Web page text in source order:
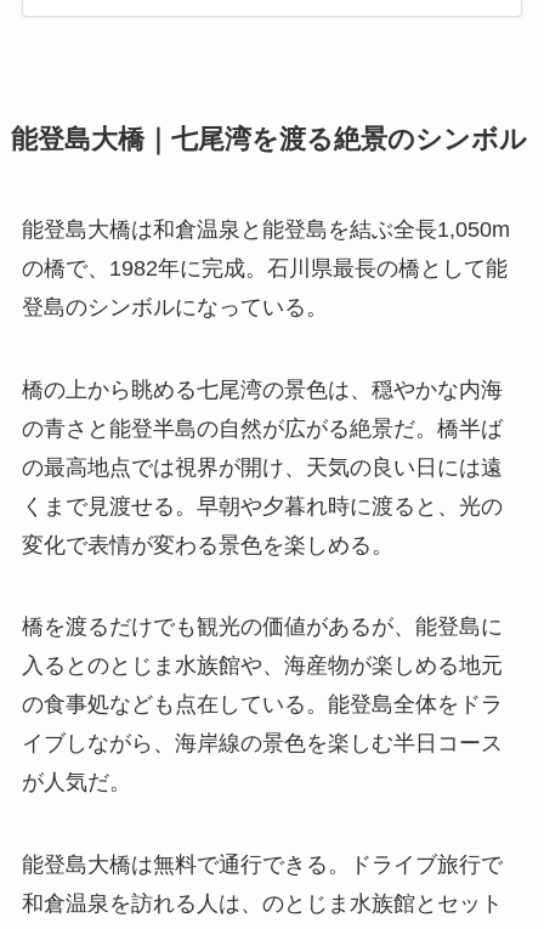
能登島大橋｜七尾湾を渡る絶景のシンボル
能登島大橋は和倉温泉と能登島を結ぶ全長1,050m
の橋で、1982年に完成。石川県最長の橋として能
登島のシンボルになっている。
橋の上から眺める七尾湾の景色は、穏やかな内海
の青さと能登半島の自然が広がる絶景だ。橋半ば
の最高地点では視界が開け、天気の良い日には遠
くまで見渡せる。早朝や夕暮れ時に渡ると、光の
変化で表情が変わる景色を楽しめる。
橋を渡るだけでも観光の価値があるが、能登島に
入るとのとじま水族館や、海産物が楽しめる地元
の食事処なども点在している。能登島全体をドラ
イブしながら、海岸線の景色を楽しむ半日コース
が人気だ。
能登島大橋は無料で通行できる。ドライブ旅行で
和倉温泉を訪れる人は、のとじま水族館とセット